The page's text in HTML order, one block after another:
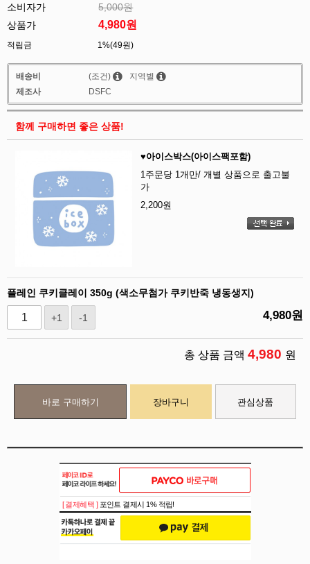
소비자가
5,000원
상품가
4,980원
적립금 1%(49원)
배송비 (조건)
지역별
제조사
DSFC
함께 구매하면 좋은 상품!
♥아이스박스(아이스팩포함)
1주문당 1개만/ 개별 상품으로 출고불
가
2,200원
플레인 쿠키클레이 350g (색소무첨가 쿠키반죽 냉동생지)
+1 -1 4,980원
총 상품 금액 4,980 원
바로 구매하기 장바구니 관심상품
[ 결제혜택 ] 포인트 결제시 1% 적립!